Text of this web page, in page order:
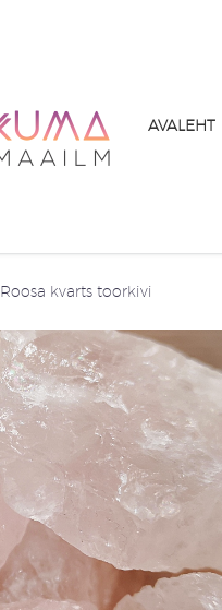
AVALEHT
Roosa kvarts toorkivi